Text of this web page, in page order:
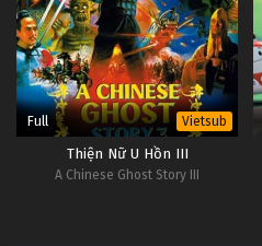
Full Vietsub
Thiện Nữ U Hồn III
A Chinese Ghost Story III